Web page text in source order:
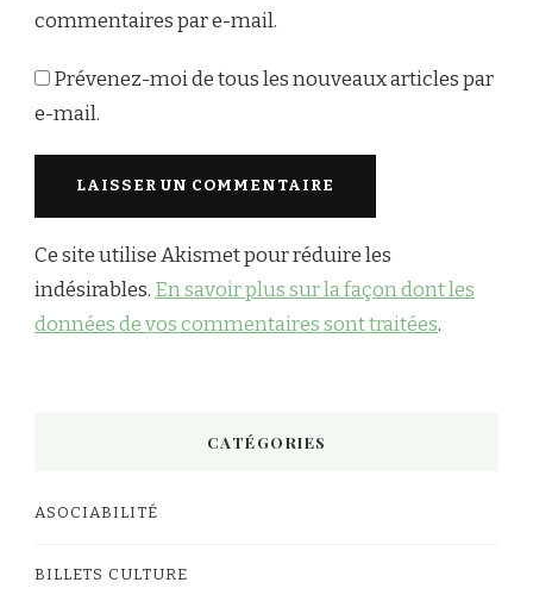
commentaires par e-mail.
Prévenez-moi de tous les nouveaux articles par
e-mail.
Ce site utilise Akismet pour réduire les
indésirables. En savoir plus sur la façon dont les
données de vos commentaires sont traitées.
CATÉGORIES
ASOCIABILITÉ
BILLETS CULTURE